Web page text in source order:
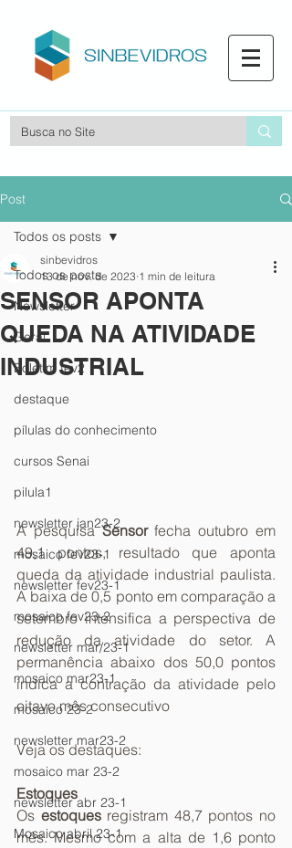
Post
Todos os posts
Newsletter
Geral
Boletim fev2
destaque
pílulas do conhecimento
cursos Senai
pilula1
newsletter jan23-2
mosaico fev23-1
newsletter fev23-1
mosaico fev23-2
newsletter mar/23-1
mosaico mar23-1
mosaico 23-2
newsletter mar23-2
mosaico mar 23-2
newsletter abr 23-1
Mosaico abril 23-1
Todos os posts
SENSOR APONTA
QUEDA NA ATIVIDADE
INDUSTRIAL
sinbevidros
13 de nov. de 2023 1 min de leitura
A pesquisa Sensor fecha outubro em
49,1 pontos, resultado que aponta
queda da atividade industrial paulista.
A baixa de 0,5 ponto em comparação a
setembro intensifica a perspectiva de
redução da atividade do setor. A
permanência abaixo dos 50,0 pontos
indica a contração da atividade pelo
oitavo mês consecutivo
Veja os destaques:
Estoques
Os estoques registram 48,7 pontos no
mês. Mesmo com a alta de 1,6 ponto